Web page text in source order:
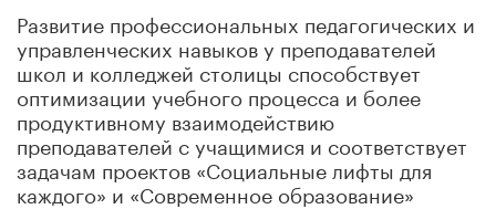
Развитие профессиональных педагогических и
управленческих навыков у преподавателей
школ и колледжей столицы способствует
оптимизации учебного процесса и более
продуктивному взаимодействию
преподавателей с учащимися и соответствует
задачам проектов «Социальные лифты для
каждого» и «Современное образование»